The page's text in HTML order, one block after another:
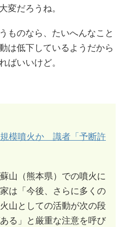
変だろうね。
ものなら、たいへんなこと
は低下しているようだから
ばいいけど。
模噴火か 識者「予断許
山（熊本県）での噴火に
は「今後、さらに多くの
山としての活動が次の段
る」と厳重な注意を呼び